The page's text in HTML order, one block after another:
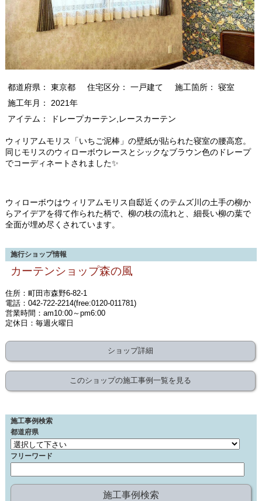
都道府県： 東京都 住宅区分： 一戸建て
施工箇所： 寝室
施工年月： 2021年
アイテム： ドレープカーテン,レースカーテン
ウィリアムモリス「いちご泥棒」の壁紙が貼られた寝室の腰高窓。
同じモリスのウィローボウレースとシックなブラウン色のドレープ
でコーディネートされました✨
ウィローボウはウィリアムモリス自邸近くのテムズ川の土手の柳か
らアイデアを得て作られた柄で、柳の枝の流れと、細長い柳の葉で
全面が埋め尽くされています。
施行ショップ情報
カーテンショップ森の風
住所：町田市森野6-82-1
電話：042-722-2214(free:0120-011781)
営業時間：am10:00～pm6:00
定休日：毎週火曜日
ショップ詳細
このショップの施工事例一覧を見る
施工事例検索
都道府県
フリーワード